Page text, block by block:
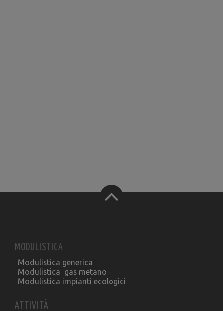
MODULISTICA
Modulistica generica
Modulistica gas metano
Modulistica impianti ecologici
ATTIVITÀ